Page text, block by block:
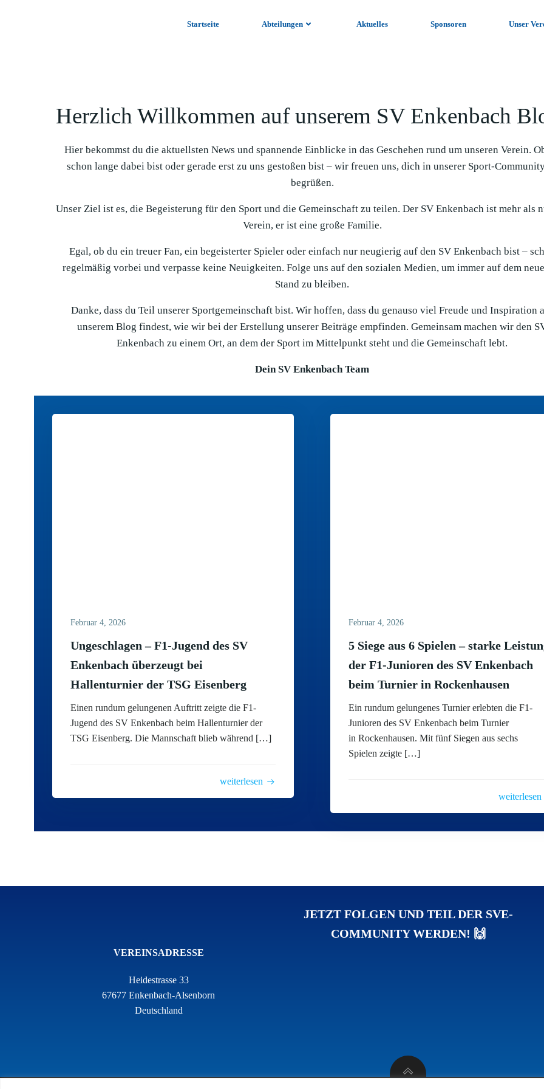
Startseite Abteilungen Aktuelles Sponsoren Unser
Herzlich Willkommen auf unserem SV Enkenbach
Hier bekommst du die aktuellsten News und spannende Einblicke in das Geschehen rund um unseren Verein.
schon lange dabei bist oder gerade erst zu uns gestoßen bist – wir freuen uns, dich in unserer Sport-
begrüßen.
Unser Ziel ist es, die Begeisterung für den Sport und die Gemeinschaft zu teilen. Der SV Enkenbach ist mehr als
Verein, er ist eine große Familie.
Egal, ob du ein treuer Fan, ein begeisterter Spieler oder einfach nur neugierig auf den SV Enkenbach bist –
regelmäßig vorbei und verpasse keine Neuigkeiten. Folge uns auf den sozialen Medien, um immer auf dem
Stand zu bleiben.
Danke, dass du Teil unserer Sportgemeinschaft bist. Wir hoffen, dass du genauso viel Freude und Inspiration
unserem Blog findest, wie wir bei der Erstellung unserer Beiträge empfinden. Gemeinsam machen wir den
Enkenbach zu einem Ort, an dem der Sport im Mittelpunkt steht und die Gemeinschaft lebt.
Dein SV Enkenbach Team
Februar 4, 2026
Ungeschlagen – F1-Jugend des SV
Enkenbach überzeugt bei
Hallenturnier der TSG Eisenberg
Einen rundum gelungenen Auftritt zeigte die F1-
Jugend des SV Enkenbach beim Hallenturnier der
TSG Eisenberg. Die Mannschaft blieb während […]
weiterlesen
Februar 4, 2026
5 Siege aus 6 Spielen – starke
der F1-Junioren des SV Enkenbach
beim Turnier in Rockenhausen
Ein rundum gelungenes Turnier erlebten die F1-
Junioren des SV Enkenbach beim Turnier
in Rockenhausen. Mit fünf Siegen aus sechs
Spielen zeigte […]
weiterlesen
VEREINSADRESSE
Heidestrasse 33
67677 Enkenbach-Alsenborn
Deutschland
JETZT FOLGEN UND TEIL DER SVE-
COMMUNITY WERDEN! 🙌